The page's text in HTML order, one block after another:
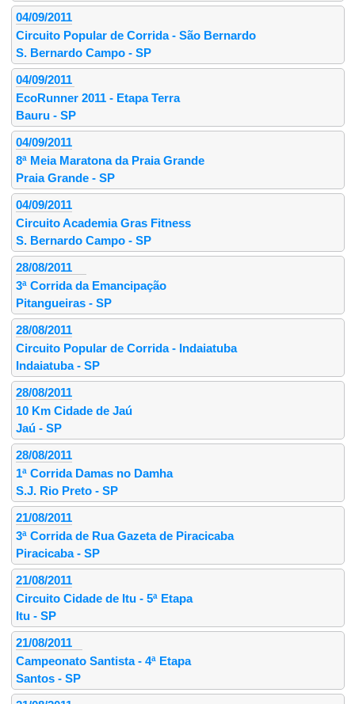
04/09/2011
Circuito Popular de Corrida - São Bernardo
S. Bernardo Campo - SP
04/09/2011
EcoRunner 2011 - Etapa Terra
Bauru - SP
04/09/2011
8ª Meia Maratona da Praia Grande
Praia Grande - SP
04/09/2011
Circuito Academia Gras Fitness
S. Bernardo Campo - SP
28/08/2011
3ª Corrida da Emancipação
Pitangueiras - SP
28/08/2011
Circuito Popular de Corrida - Indaiatuba
Indaiatuba - SP
28/08/2011
10 Km Cidade de Jaú
Jaú - SP
28/08/2011
1ª Corrida Damas no Damha
S.J. Rio Preto - SP
21/08/2011
3ª Corrida de Rua Gazeta de Piracicaba
Piracicaba - SP
21/08/2011
Circuito Cidade de Itu - 5ª Etapa
Itu - SP
21/08/2011
Campeonato Santista - 4ª Etapa
Santos - SP